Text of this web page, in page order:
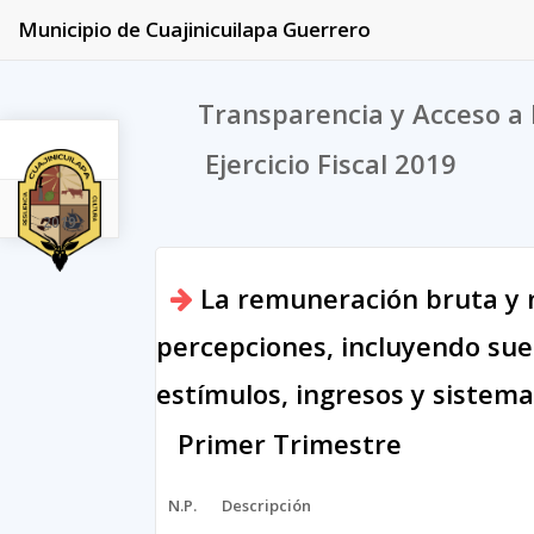
2019
Municipio de Cuajinicuilapa Guerrero
Transparencia y Acceso
Ejercicio Fiscal 2019
La remuneración bruta y
percepciones, incluyendo
estímulos, ingresos y
Primer Trimestre
N.P. Descripción